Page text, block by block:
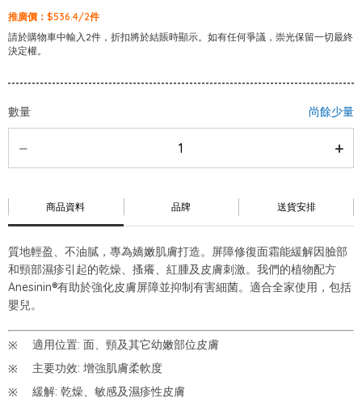
推廣價：$536.4/2件
請於購物車中輸入2件，折扣將於結賬時顯示。如有任何爭議，崇光保留一切最終
決定權。
數量 尚餘少量
商品資料 品牌 送貨安排
質地輕盈、不油膩，專為嬌嫩肌膚打造。屏障修復面霜能緩解因臉部
和頸部濕疹引起的乾燥、搔癢、紅腫及皮膚刺激。我們的植物配方
Anesinin®有助於強化皮膚屏障並抑制有害細菌。適合全家使用，包括
嬰兒。
適用位置: 面、頸及其它幼嫩部位皮膚
主要功效: 增強肌膚柔軟度
緩解: 乾燥、敏感及濕疹性皮膚